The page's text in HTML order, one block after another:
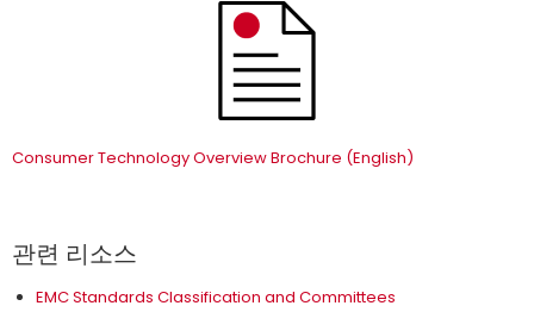
Consumer Technology Overview Brochure (English)
관련 리소스
EMC Standards Classification and Committees